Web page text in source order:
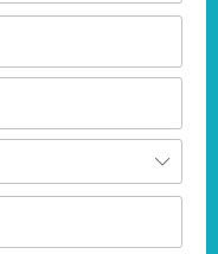
Experience